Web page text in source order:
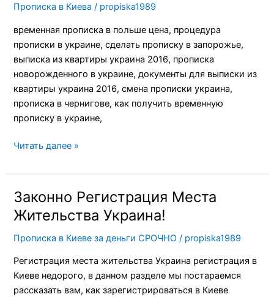
Прописка в Киева / propiska1989
временная прописка в польше цена, процедура
прописки в украине, сделать прописку в запорожье,
выписка из квартиры украина 2016, прописка
новорожденного в украине, документы для выписки из
квартиры украина 2016, смена прописки украина,
прописка в чернигове, как получить временную
прописку в украине,
в
украине
Читать далее »
Законно Регистрация Места
Жительства Украина!
Прописка в Киеве за деньги СРОЧНО / propiska1989
Регистрация места жительства Украина регистрация в
Киеве недорого, в данном разделе мы постараемся
рассказать вам, как зарегистрироваться в Киеве
Законно
Регистрация
Места
Жительства